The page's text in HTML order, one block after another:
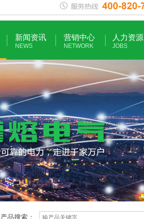
新闻资讯
NEWS
营销中心
NETWORK
人力资源
JOBS
产品搜索：